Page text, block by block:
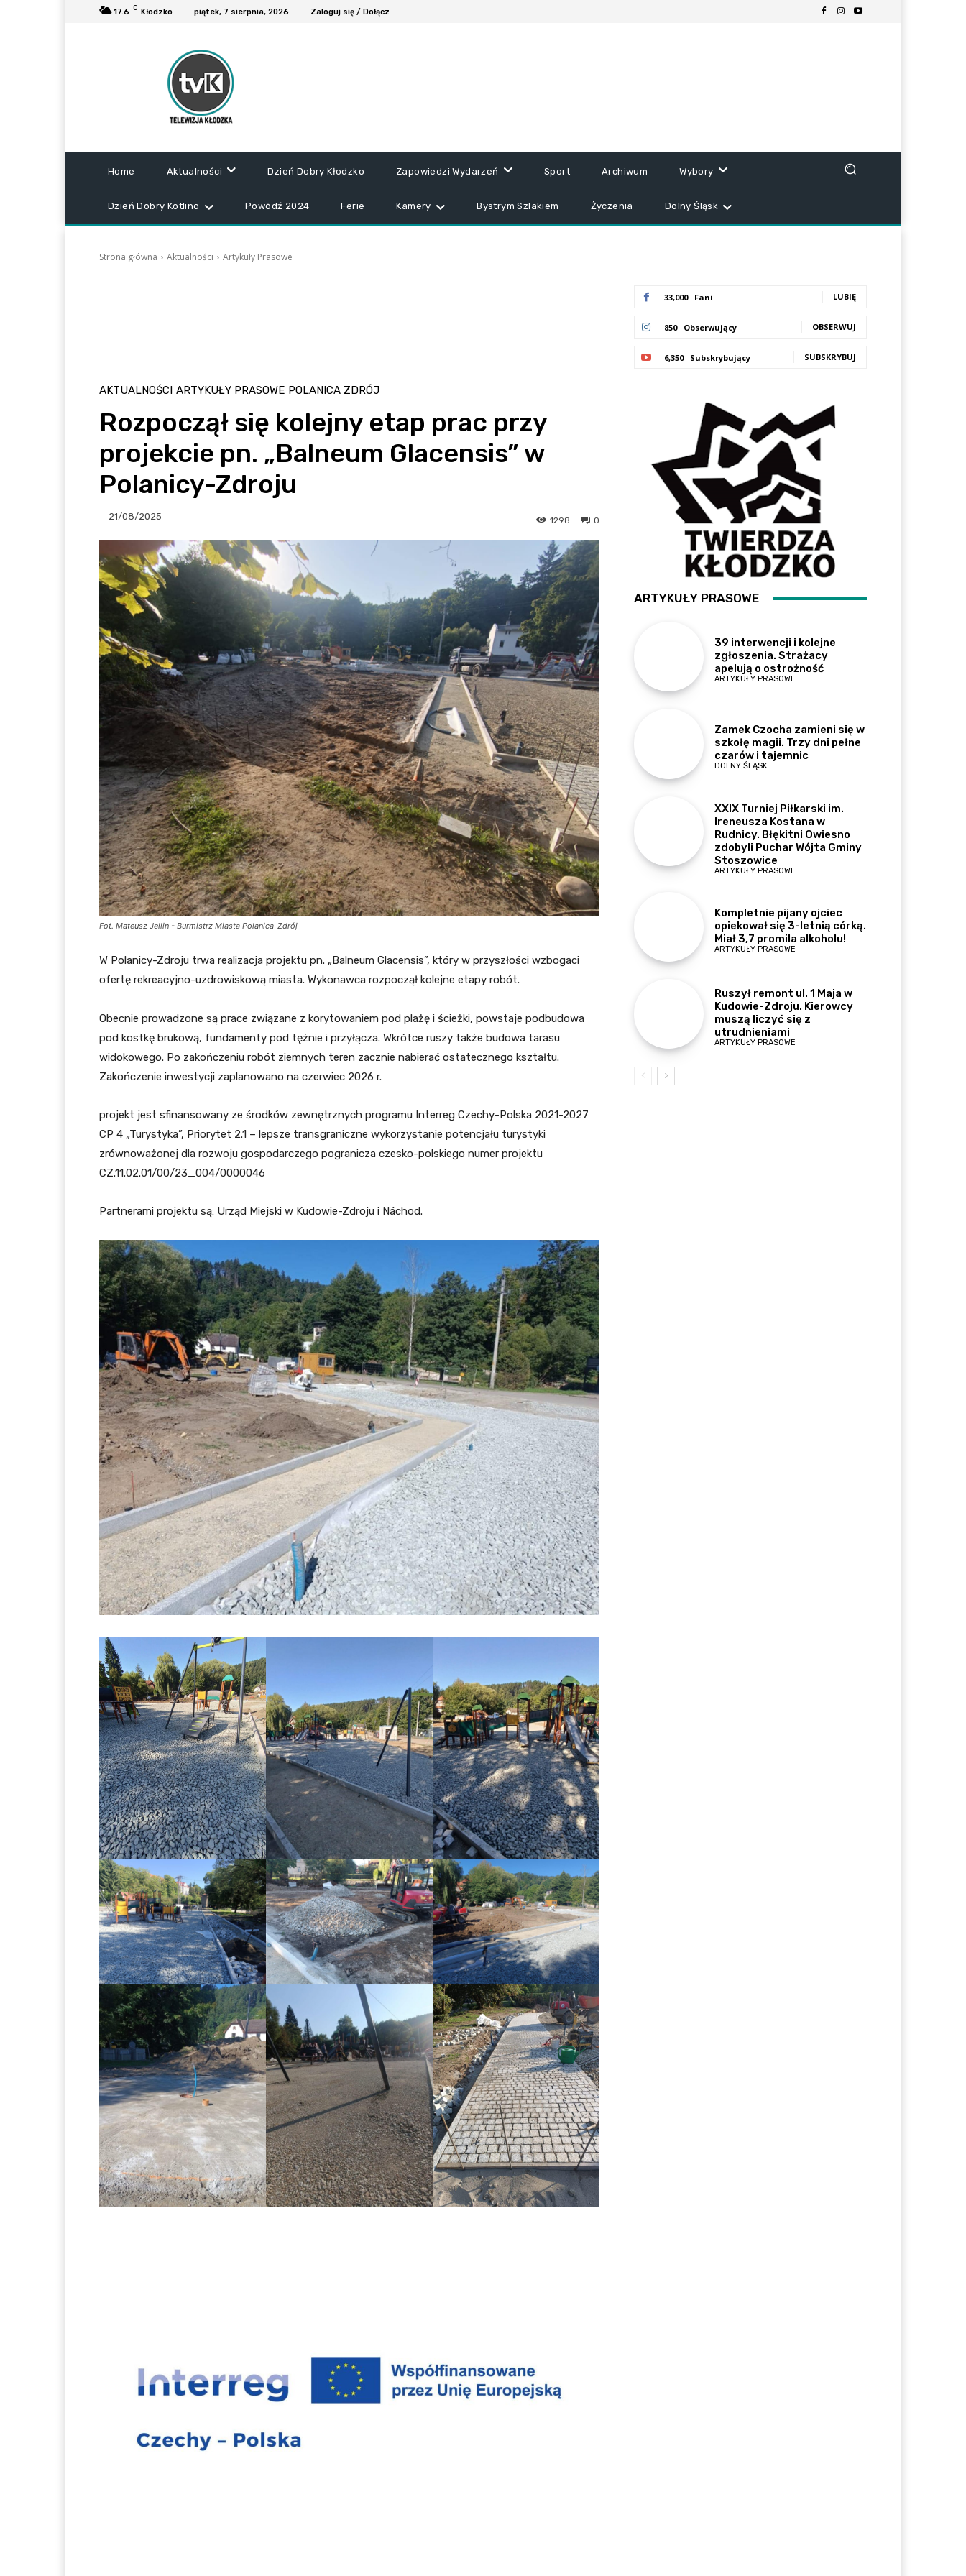
17.6 C Kłodzko piątek, 7 sierpnia, 2026 Zaloguj się / Dołącz
Home Aktualności Dzień Dobry Kłodzko Zapowiedzi Wydarzeń Sport Archiwum Wybory
Dzień Dobry Kotlino Powódź 2024 Ferie Kamery Bystrym Szlakiem Życzenia Dolny Śląsk
Strona główna Aktualności Artykuły Prasowe
AKTUALNOŚCI ARTYKUŁY PRASOWE POLANICA ZDRÓJ
Rozpoczął się kolejny etap prac przy
projekcie pn. „Balneum Glacensis” w
Polanicy-Zdroju
21/08/2025 0
1298
Fot. Mateusz Jellin - Burmistrz Miasta Polanica-Zdrój
W Polanicy-Zdroju trwa realizacja projektu pn. „Balneum Glacensis”, który w przyszłości wzbogaci
ofertę rekreacyjno-uzdrowiskową miasta. Wykonawca rozpoczął kolejne etapy robót.
Obecnie prowadzone są prace związane z korytowaniem pod plażę i ścieżki, powstaje podbudowa
pod kostkę brukową, fundamenty pod tężnie i przyłącza. Wkrótce ruszy także budowa tarasu
widokowego. Po zakończeniu robót ziemnych teren zacznie nabierać ostatecznego kształtu.
Zakończenie inwestycji zaplanowano na czerwiec 2026 r.
projekt jest sfinansowany ze środków zewnętrznych programu Interreg Czechy-Polska 2021-2027
CP 4 „Turystyka”, Priorytet 2.1 – lepsze transgraniczne wykorzystanie potencjału turystyki
zrównoważonej dla rozwoju gospodarczego pogranicza czesko-polskiego numer projektu
CZ.11.02.01/00/23_004/0000046
Partnerami projektu są: Urząd Miejski w Kudowie-Zdroju i Náchod.
33,000 Fani LUBIĘ
850 Obserwujący OBSERWUJ
6,350 Subskrybujący SUBSKRYBUJ
ARTYKUŁY PRASOWE
39 interwencji i kolejne
zgłoszenia. Strażacy
apelują o ostrożność
ARTYKUŁY PRASOWE
Zamek Czocha zamieni się w
szkołę magii. Trzy dni pełne
czarów i tajemnic
DOLNY ŚLĄSK
XXIX Turniej Piłkarski im.
Ireneusza Kostana w
Rudnicy. Błękitni Owiesno
zdobyli Puchar Wójta Gminy
Stoszowice
ARTYKUŁY PRASOWE
Kompletnie pijany ojciec
opiekował się 3-letnią córką.
Miał 3,7 promila alkoholu!
ARTYKUŁY PRASOWE
Ruszył remont ul. 1 Maja w
Kudowie-Zdroju. Kierowcy
muszą liczyć się z
utrudnieniami
ARTYKUŁY PRASOWE